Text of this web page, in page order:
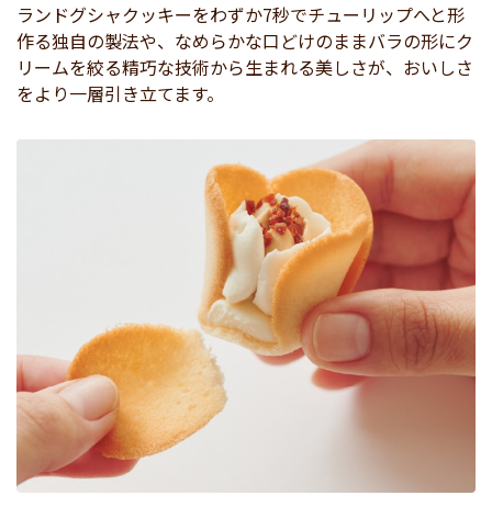
ランドグシャクッキーをわずか7秒でチューリップへと形
作る独自の製法や、なめらかな口どけのままバラの形にク
リームを絞る精巧な技術から生まれる美しさが、おいしさ
をより一層引き立てます。